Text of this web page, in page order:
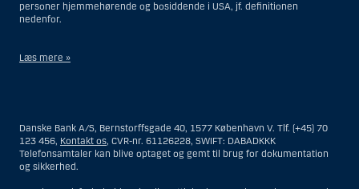
personer hjemmehørende og bosiddende i USA, jf. definitionen
nedenfor.
Læs mere »
og opfattes som et tilbud om Investeringsrådgivning eller
Investeringsservice til en person hjemmehørende og bosiddende i USA.
I forhold til Investeringsrådgivning skal en person hjemmehørende og
bosiddende i USA forstås som enhver af følgende:
Danske Bank A/S, Bernstorffsgade 40, 1577 København V. Tlf. (+45) 70
123 456, Kontakt os, CVR-nr. 61126228, SWIFT: DABADKKK
Telefonsamtaler kan blive optaget og gemt til brug for dokumentation
og sikkerhed.